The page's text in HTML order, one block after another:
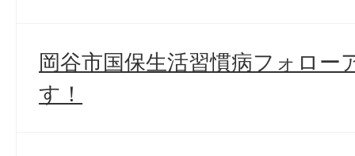
岡谷市国保生活習慣病フォロー
す！